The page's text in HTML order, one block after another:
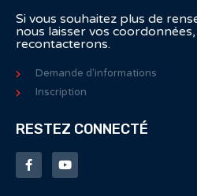
Si vous souhaitez plus de
nous laisser vos
recontacterons.
Demande d'informations
Inscription
RESTEZ CONNECTÉ